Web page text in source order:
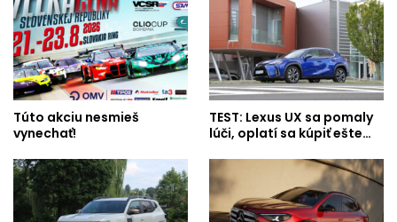
Túto akciu nesmieš
vynechať!
TEST: Lexus UX sa pomaly
lúči, oplatí sa kúpiť ešte…